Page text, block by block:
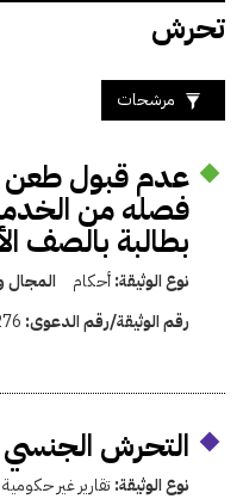
تحرش
مرشحات
عدم قبول طعن
فصله من
بطالبة بالصف
نوع الوثيقة:أحكام المجال
رقم الوثيقة/رقم الدعوى:
التحرش
نوع الوثيقة: تقارير غير